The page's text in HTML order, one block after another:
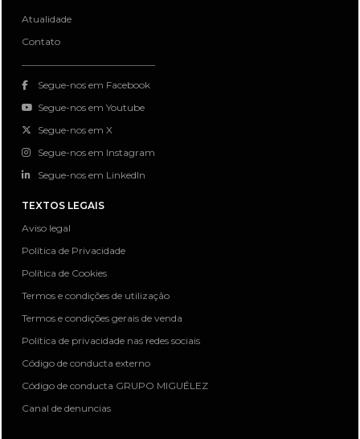
Atualidade
Contato
Segue-nos em Facebook
Segue-nos em Youtube
Segue-nos em X
Segue-nos em Instagram
Segue-nos em LinkedIn
TEXTOS LEGAIS
Aviso legal
Política de Privacidade
Política de Cookies
Termos e condições de utilização
Termos e condições gerais de venda
Política de privacidade nas redes sociais
Código de conducta externo
Código de conducta GRUPO MIGUÉLEZ
Canal de denuncias